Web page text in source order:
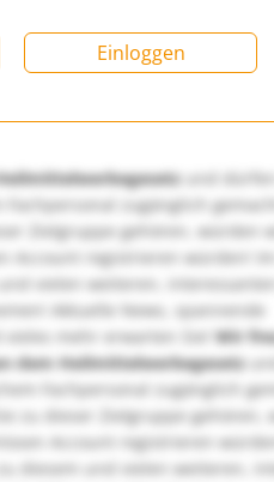
Einloggen
und
zugänglich
Zielgruppe gehören, würden
Account registrieren würden!
vielen weiteren,
Aktuelle News, spannende
vieles mehr erwarten Sie!Wir
dem Heilmittelwerbegesetz
Fachpersonal zugänglich
zu dieser Zielgruppe gehören,
Account registrieren
diesem und vielen weiteren,